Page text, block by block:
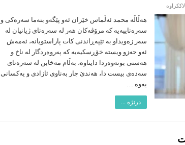
نەناسراوەکەی
سۆشیاڵ
میدیا
وه‌ك
بۆنه‌كانى
تر
گرنگى
؟!
هەڵاڵە محمد ئه‌ڵماس خێزان ئه‌و پێگه‌و بنه‌ما سه‌ره‌كی و
سه‌ره‌تاییه‌یه‌ كه‌ مرۆڤه‌كان هه‌ر له‌ سه‌ره‌تاى ژیانیان له‌
سه‌ر زه‌ویداو به‌ تێپه‌ڕاندنى كات پاراستویانه‌، ئه‌مه‌ش
ئه‌و حه‌زو ویسته‌ خۆڕسكیه‌یه‌ كه‌ په‌روه‌ردگار له‌ ناخ و
هه‌ستى بونه‌وه‌ردا دایناوه‌، بەڵام مەخابن له‌ سەرەتای
سه‌ده‌ى بیست دا، هه‌ندێ جار به‌ناوى ئازادى و یه‌كسانى
یه‌وه‌ …
درێژە ...